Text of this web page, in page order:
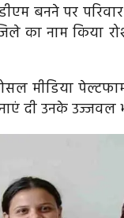
बनने पर परिवार
का नाम किया
पेल्टफार्म
दी उनके उज्जवल